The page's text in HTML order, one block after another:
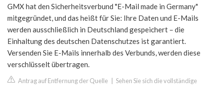
GMX hat den Sicherheitsverbund "E-Mail made in Germany"
mitgegründet, und das heißt für Sie: Ihre Daten und E-Mails
werden ausschließlich in Deutschland gespeichert – die
Einhaltung des deutschen Datenschutzes ist garantiert.
Versenden Sie E-Mails innerhalb des Verbunds, werden diese
verschlüsselt übertragen.
Antrag auf Entfernung der Quelle Sehen Sie sich die vollständige